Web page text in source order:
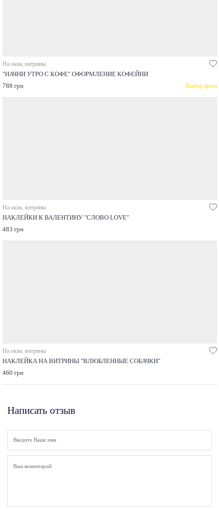
На окна, витрины
"НАЧНИ УТРО С КОФЕ" ОФОРМЛЕНИЕ КОФЕЙНИ
788 грн
Выбор цвета
На окна, витрины
НАКЛЕЙКИ К ВАЛЕНТИНУ "СЛОВО LOVE"
483 грн
На окна, витрины
НАКЛЕЙКА НА ВИТРИНЫ "ВЛЮБЛЕННЫЕ СОБАЧКИ"
460 грн
Написать отзыв